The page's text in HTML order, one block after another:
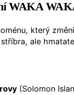
WAKA
který
stříbra, ale
(Solomon